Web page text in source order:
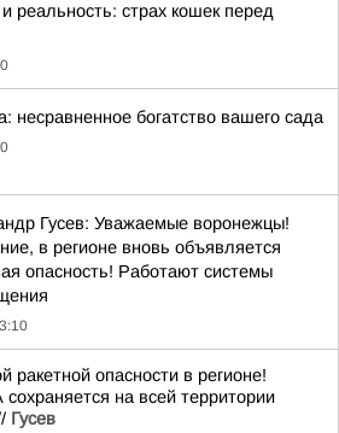
реальность: страх кошек перед
несравненное богатство вашего сада
Гусев: Уважаемые воронежцы!
в регионе вновь объявляется
опасность! Работают системы
ракетной опасности в регионе!
на всей территории
Гусев